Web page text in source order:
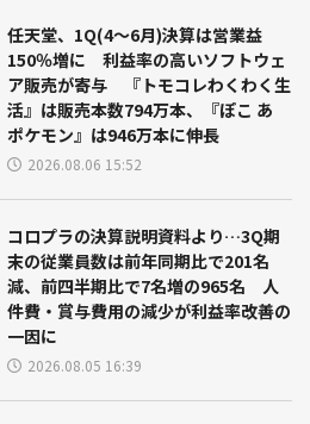
任天堂、1Q(4～6月)決算は営業益
150％増に 利益率の高いソフトウェ
ア販売が寄与 『トモコレわくわく生
活』は販売本数794万本、『ぽこ あ
ポケモン』は946万本に伸長
2026.08.06 15:52
コロプラの決算説明資料より…3Q期
末の従業員数は前年同期比で201名
減、前四半期比で7名増の965名 人
件費・賞与費用の減少が利益率改善の
一因に
2026.08.05 16:39